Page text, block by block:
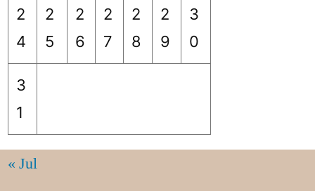
2
4
2
5
2
6
2
7
2
8
2
9
3
0
3
1
« Jul